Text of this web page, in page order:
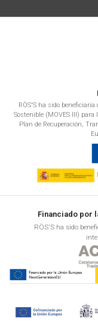
RÖS'S ha sido
Sostenible (MOVES III)
Plan de Recuperación,
Financiado por
RÖS'S ha sido